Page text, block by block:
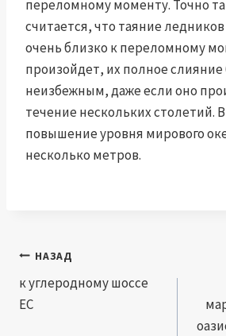
переломному моменту. Точно
считается, что таяние
очень близко к переломному
произойдет, их полное слияние
неизбежным, даже если оно
течение нескольких столетий.
повышение уровня мирового
несколько метров.
Навигация
по
записям
НАЗАД
к углеродному шоссе
ЕС